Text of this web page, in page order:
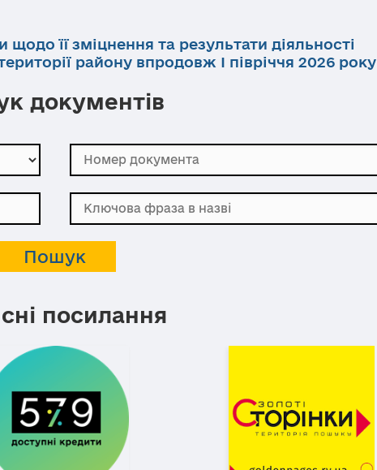
її зміцнення та результати діяльності
району впродовж І півріччя 2026 року
документів
посилання